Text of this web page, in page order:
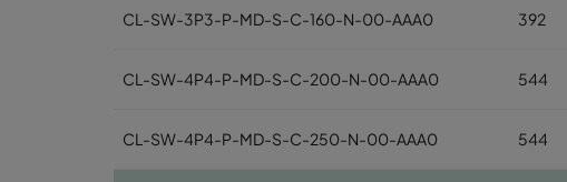
CL-SW-3P3-P-MD-S-C-160-N-00-AAA0 392
CL-SW-4P4-P-MD-S-C-200-N-00-AAA0 544
CL-SW-4P4-P-MD-S-C-250-N-00-AAA0 544